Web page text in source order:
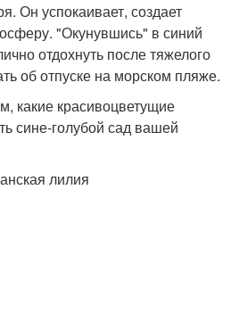
Он успокаивает, создает
"Окунувшись" в синий
отдохнуть после тяжелого
об отпуске на морском пляже.
какие красивоцветущие
сине-голубой сад вашей
лилия